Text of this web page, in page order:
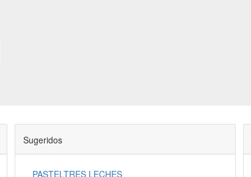
Sugeridos
PASTELTRES LECHES